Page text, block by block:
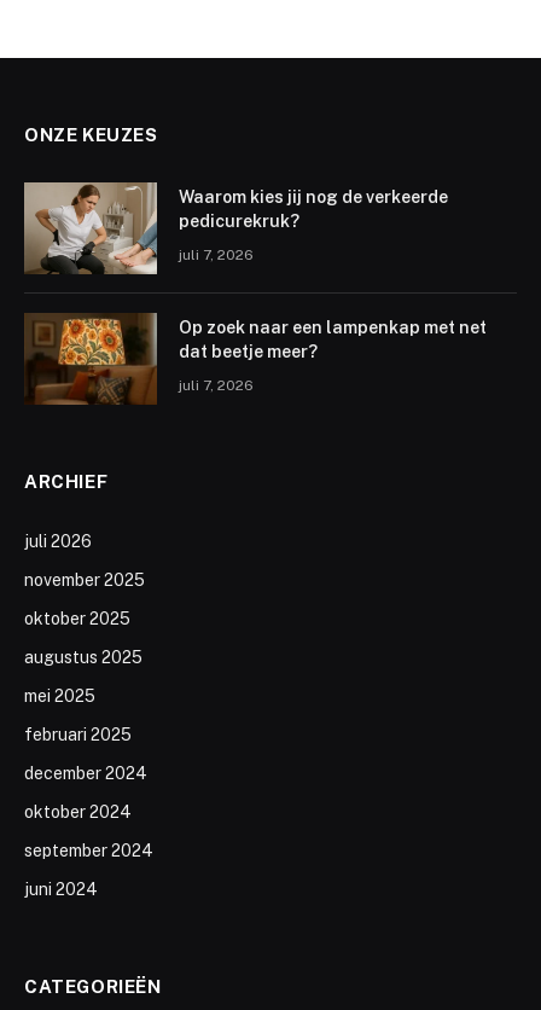
ONZE KEUZES
Waarom kies jij nog de verkeerde
pedicurekruk?
juli 7, 2026
Op zoek naar een lampenkap met net
dat beetje meer?
juli 7, 2026
ARCHIEF
juli 2026
november 2025
oktober 2025
augustus 2025
mei 2025
februari 2025
december 2024
oktober 2024
september 2024
juni 2024
CATEGORIEËN